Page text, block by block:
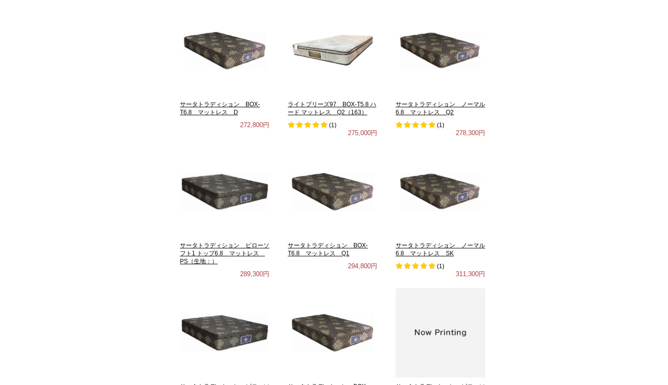
サータトラディション BOX-
T6.8 マットレス D
272,800円
ライトブリーズ97 BOX-T5.8 ハ
ード マットレス Q2（163）
(1)
275,000円
サータトラディション ノーマル
6.8 マットレス Q2
(1)
278,300円
サータトラディション ピローソ
フト1 トップ6.8 マットレス
PS（生地：）
289,300円
サータトラディション BOX-
T6.8 マットレス Q1
294,800円
サータトラディション ノーマル
6.8 マットレス SK
(1)
311,300円